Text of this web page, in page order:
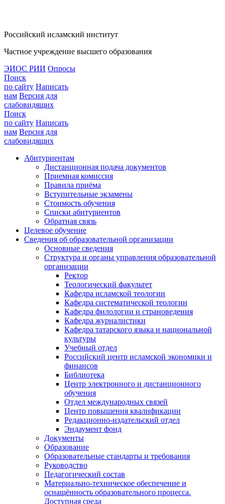
Российский исламский институт
Частное учреждение высшего образования
ЭИОС РИИ Опросы
Поиск
по сайту Написать
нам Версия для
слабовидящих
Поиск
по сайту Написать
нам Версия для
слабовидящих
Абитуриентам
Дистанционная подача документов
Приемная комиссия
Правила приёма
Вступительные экзамены
Стоимость обучения
Списки абитуриентов
Обратная связь
Целевое обучение
Сведения об образовательной организации
Основные сведения
Структура и органы управления образовательной
организации
Ректор
Теологический факультет
Кафедра исламской теологии
Кафедра систематической теологии
Кафедра филологии и страноведения
Кафедра журналистики
Кафедра татарского языка и национальной
культуры
Учебный отдел
Российский центр исламской экономики и
финансов
Библиотека
Центр электронного и дистанционного
обучения
Отдел международных связей
Центр повышения квалификации
Редакционно-издательский отдел
Эндаумент фонд
Документы
Образование
Образовательные стандарты и требования
Руководство
Педагогический состав
Материально-техническое обеспечение и
оснащённость образовательного процесса.
Доступная среда